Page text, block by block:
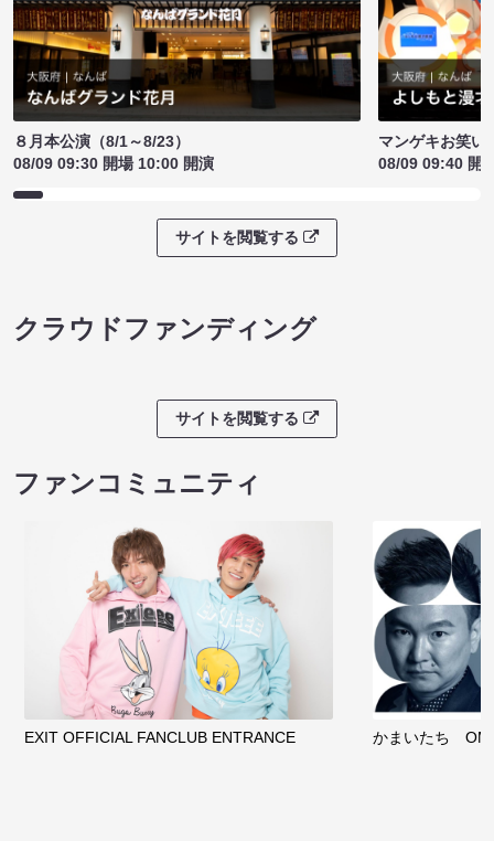
８月本公演（8/1～8/23）
08/09 09:30 開場 10:00 開演
マンゲキお笑い
08/09 09:40 開
サイトを閲覧する
クラウドファンディング
サイトを閲覧する
ファンコミュニティ
EXIT OFFICIAL FANCLUB ENTRANCE かまいたち